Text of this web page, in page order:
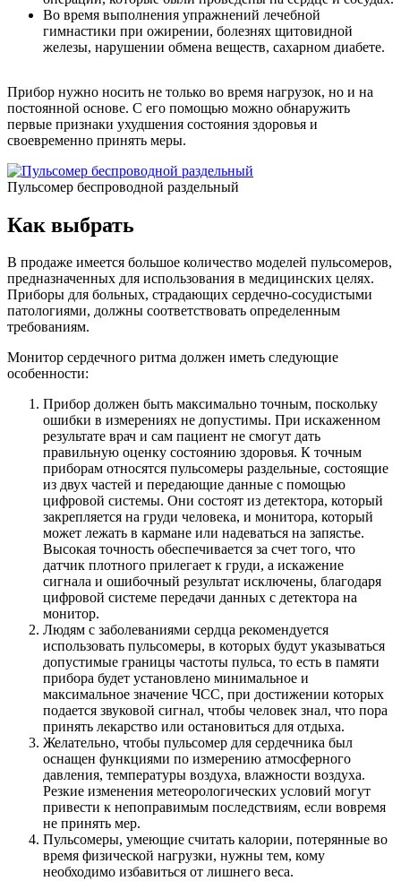
Во время выполнения упражнений лечебной
гимнастики при ожирении, болезнях щитовидной
железы, нарушении обмена веществ, сахарном диабете.
Прибор нужно носить не только во время нагрузок, но и на
постоянной основе. С его помощью можно обнаружить
первые признаки ухудшения состояния здоровья и
своевременно принять меры.
Пульсомер беспроводной раздельный
Как выбрать
В продаже имеется большое количество моделей пульсомеров,
предназначенных для использования в медицинских целях.
Приборы для больных, страдающих сердечно-сосудистыми
патологиями, должны соответствовать определенным
требованиям.
Монитор сердечного ритма должен иметь следующие
особенности:
Прибор должен быть максимально точным, поскольку
ошибки в измерениях не допустимы. При искаженном
результате врач и сам пациент не смогут дать
правильную оценку состоянию здоровья. К точным
приборам относятся пульсомеры раздельные, состоящие
из двух частей и передающие данные с помощью
цифровой системы. Они состоят из детектора, который
закрепляется на груди человека, и монитора, который
может лежать в кармане или надеваться на запястье.
Высокая точность обеспечивается за счет того, что
датчик плотного прилегает к груди, а искажение
сигнала и ошибочный результат исключены, благодаря
цифровой системе передачи данных с детектора на
монитор.
Людям с заболеваниями сердца рекомендуется
использовать пульсомеры, в которых будут указываться
допустимые границы частоты пульса, то есть в памяти
прибора будет установлено минимальное и
максимальное значение ЧСС, при достижении которых
подается звуковой сигнал, чтобы человек знал, что пора
принять лекарство или остановиться для отдыха.
Желательно, чтобы пульсомер для сердечника был
оснащен функциями по измерению атмосферного
давления, температуры воздуха, влажности воздуха.
Резкие изменения метеорологических условий могут
привести к непоправимым последствиям, если вовремя
не принять мер.
Пульсомеры, умеющие считать калории, потерянные во
время физической нагрузки, нужны тем, кому
необходимо избавиться от лишнего веса.